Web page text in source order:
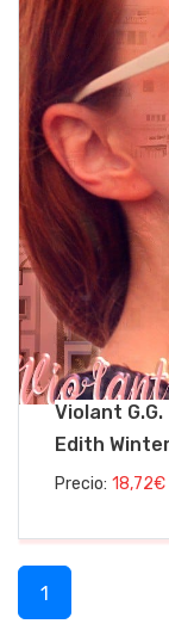
Violant G.G.
Edith
Precio: 18,72€
1